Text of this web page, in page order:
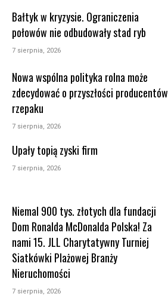
Bałtyk w kryzysie. Ograniczenia
połowów nie odbudowały stad ryb
7 sierpnia, 2026
Nowa wspólna polityka rolna może
zdecydować o przyszłości producentów
rzepaku
7 sierpnia, 2026
Upały topią zyski firm
7 sierpnia, 2026
Niemal 900 tys. złotych dla fundacji
Dom Ronalda McDonalda Polska! Za
nami 15. JLL Charytatywny Turniej
Siatkówki Plażowej Branży
Nieruchomości
7 sierpnia, 2026